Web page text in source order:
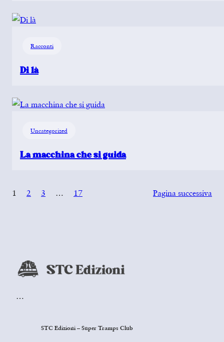
Racconti
Di là
Uncategorized
La macchina che si guida
1 2 3 … 17 Pagina successiva
…
STC Edizioni – Super Tramps Club